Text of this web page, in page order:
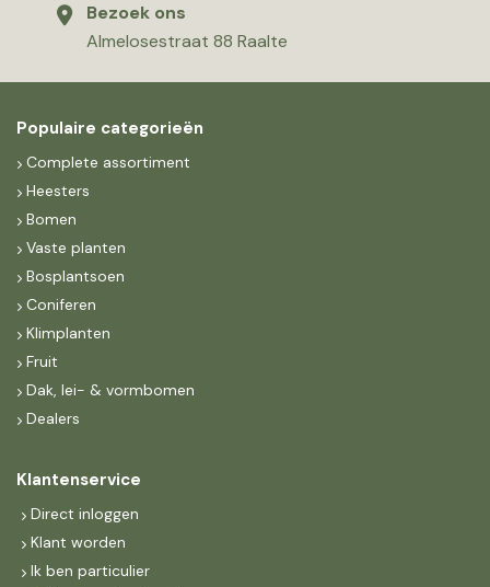
Bezoek ons
Almelosestraat 88 Raalte
Populaire categorieën
Complete assortiment
Heesters
Bomen
Vaste planten
Bosplantsoen
Coniferen
Klimplanten
Fruit
Dak, lei- & vormbomen
Dealers
Klantenservice
Direct inloggen
Klant worden
Ik ben particulier